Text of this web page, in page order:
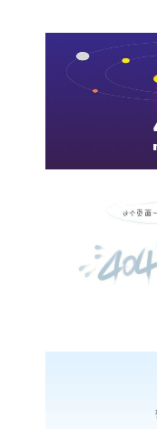
k8凯发-ag凯发旗舰厅